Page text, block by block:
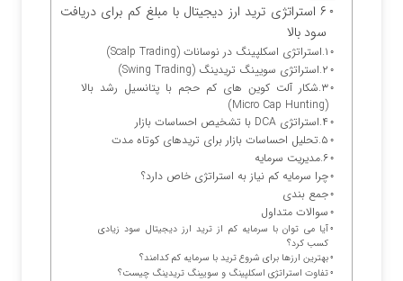
۶ استراتژی ترید ارز دیجیتال با مبلغ کم برای دریافت
سود بالا
۱.استراتژی اسکلپینگ در نوسانات (Scalp Trading)
۲.استراتژی سویینگ تریدینگ (Swing Trading)
۳.شکار آلت‌ کوین‌ های کم‌ حجم با پتانسیل رشد بالا
(Micro Cap Hunting)
۴.استراتژی DCA با تشخیص احساسات بازار
۵.تحلیل احساسات بازار برای تریدهای کوتاه‌ مدت
۶.مدیریت سرمایه
چرا سرمایه کم نیاز به استراتژی خاص دارد؟
جمع بندی
سوالات متداول
آیا می‌ توان با سرمایه کم از ترید ارز دیجیتال سود زیادی
کسب کرد؟
بهترین ارزها برای شروع ترید با سرمایه کم کدامند؟
تفاوت استراتژی اسکلپینگ و سویینگ تریدینگ چیست؟